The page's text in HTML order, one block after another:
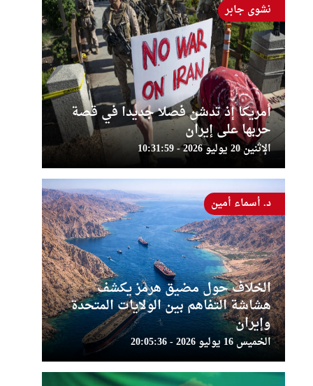
أمريكا إذ تدشن فصلا جديدا في قصة
حربها على إيران
الإثنين 20 يوليو 2026 - 10:31:59
نشوى جابر
الخلاف حول مضيق هرمز يكشف
هشاشة التفاهم بين الولايات المتحدة
وإيران
الخميس 16 يوليو 2026 - 20:05:36
د. أسماء أمين